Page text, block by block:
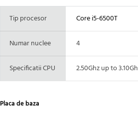
Tip procesor Core i5-6500T
Numar nuclee 4
Specificatii CPU 2.50Ghz up to
Placa de baza